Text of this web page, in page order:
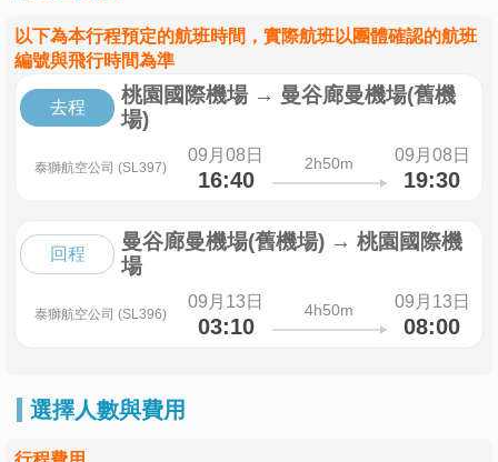
以下為本行程預定的航班時間，實際航班以團體確認的航班
編號與飛行時間為準
去程
桃園國際機場 → 曼谷廊曼機場(舊機
場)
泰獅航空公司 (SL397)
09月08日
16:40
2h50m 09月08日
19:30
回程
曼谷廊曼機場(舊機場) → 桃園國際機
場
泰獅航空公司 (SL396)
09月13日
03:10
4h50m 09月13日
08:00
選擇人數與費用